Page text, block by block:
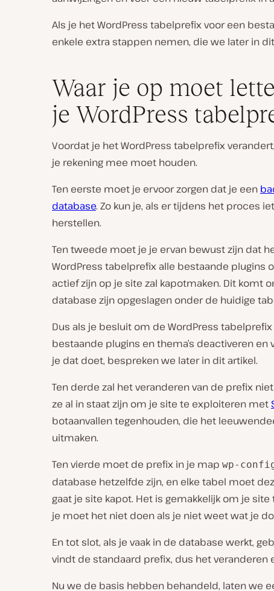
Als je het WordPress tabelprefix voor een
enkele extra stappen nemen, die we later in
Waar je op moet
je WordPress
Voordat je het WordPress tabelprefix
je rekening mee moet houden.
Ten eerste moet je ervoor zorgen dat je een
database. Zo kun je, als er tijdens het proces
herstellen.
Ten tweede moet je je ervan bewust zijn dat
WordPress tabelprefix alle bestaande plugins
actief zijn op je site zal kapotmaken. Dit komt
database zijn opgeslagen onder de huidige
Dus als je besluit om de WordPress
bestaande plugins en thema’s deactiveren en
je dat doet, bespreken we later in dit artikel.
Ten derde zal het veranderen van de prefix
ze al in staat zijn om je site te exploiteren met
botaanvallen tegenhouden, die het
uitmaken.
Ten vierde moet de prefix in je map wp-
database hetzelfde zijn, en elke tabel moet
gaat je site kapot. Het is gemakkelijk om je
je moet het niet doen als je niet weet wat je
En tot slot, als je vaak in de database werkt,
vindt de standaard prefix, dus het veranderen
Nu we de basis hebben behandeld, laten we